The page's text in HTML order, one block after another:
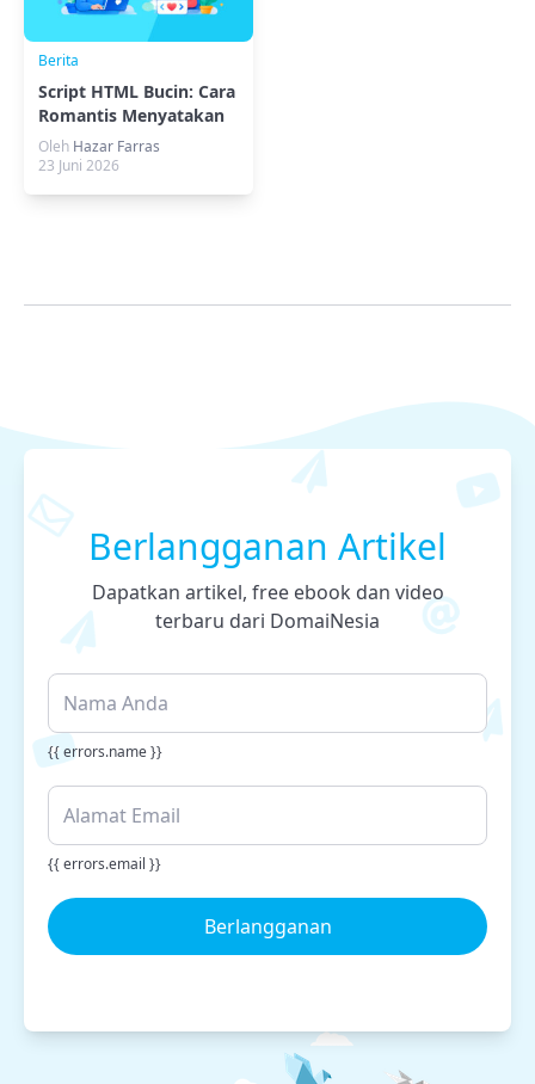
Berita
Script HTML Bucin: Cara
Romantis Menyatakan
Perasaan
Oleh Hazar Farras
23 Juni 2026
Berlangganan Artikel
Dapatkan artikel, free ebook dan video
terbaru dari DomaiNesia
{{ errors.name }}
{{ errors.email }}
Berlangganan